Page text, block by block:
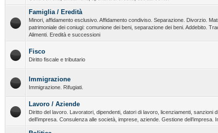
Famiglia / Eredità
Minori, affidamento esclusivo. Affidamento condiviso. Separazione. Divorzio.
patrimoniale dei coniugi: comunione dei beni, separazione dei beni. Addebito.
Alimenti. Eredità e successioni
Fisco
Diritto fiscale e tributario
Immigrazione
Immigrazione. Rifugiati.
Lavoro / Aziende
Diritto del lavoro. Lavoratori, dipendenti, datori di lavoro, licenziamenti, sanzioni
dell’impresa. Consulenza alle società, imprese, aziende. Gestione dell’impresa.